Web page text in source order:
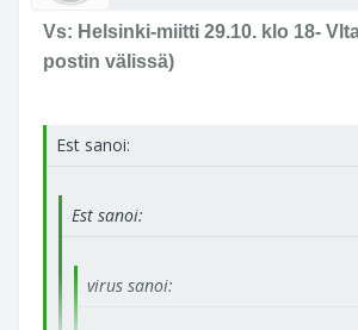
Vs: Helsinki-miitti 29.10. klo 18-
postin välissä)
Est sanoi:
Est sanoi:
virus sanoi: